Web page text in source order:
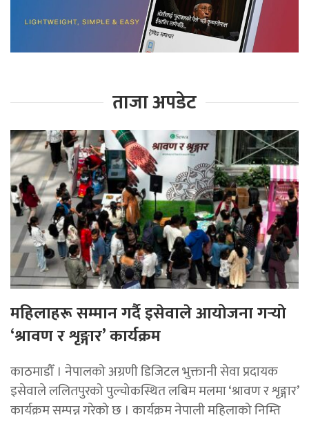
ताजा अपडेट
महिलाहरू सम्मान गर्दै इसेवाले आयोजना गर्‍यो
‘श्रावण र शृङ्गार’ कार्यक्रम
काठमाडौँ । नेपालको अग्रणी डिजिटल भुक्तानी सेवा प्रदायक
इसेवाले ललितपुरको पुल्चोकस्थित लबिम मलमा ‘श्रावण र शृङ्गार’
कार्यक्रम सम्पन्न गरेको छ । कार्यक्रम नेपाली महिलाको निम्ति